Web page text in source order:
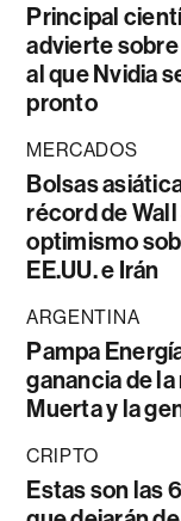
Principal
advierte
al que Nvidia
pronto
MERCADOS
Bolsas
récord de
optimismo
EE.UU. e Irán
ARGENTINA
Pampa
ganancia de la
Muerta y la
CRIPTO
Estas son las